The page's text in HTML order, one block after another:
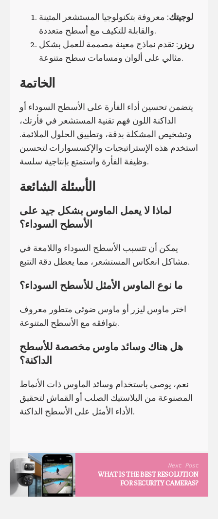
لوجيتك: معروفة بتكنولوجيا المستشعر المتينة
والقابلة للتكيف مع أسطح متعددة.
ريزر : تقدم نماذج معينة مصممة للعمل بشكل
مثالي على ألوان ومسامات سطح متنوعة.
الخاتمة
يتضمن تحسين أداء الفأرة على الأسطح السوداء أو
الداكنة اللون فهم تقنية المستشعر في فأرتك،
وتشخيص المشكلة بدقة، وتطبيق الحلول الملائمة.
استخدم هذه الإستراتيجيات والإكسسوارات لتحسين
وظيفة الفأرة واستمتع بإنتاجية سلسة.
الأسئلة الشائعة
لماذا لا يعمل الماوس بشكل جيد على
الأسطح السوداء؟
يمكن أن تتسبب الأسطح السوداء واللامعة في
مشاكل انعكاس المستشعر، مما يعطل دقة التتبع.
ما نوع الماوس الأمثل للأسطح السوداء؟
اختر ماوس ليزر أو ماوس ضوئي متطور معروف
بتوافقه مع الأسطح المتنوعة.
هل هناك وسائد ماوس مخصصة للأسطح
الداكنة؟
نعم، يوصى باستخدام وسائد الماوس ذات الأنماط
المصنوعة من البلاستيك الصلب أو القماش لتحقيق
الأداء الأمثل على الأسطح الداكنة.
Next Post
WHAT IS THE BEST RESOLUTION
FOR SECURITY CAMERAS?